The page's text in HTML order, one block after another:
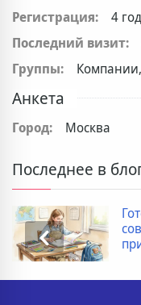
Регистрация:
4
Последний визит:
Группы:
Анкета
Город: Москва
Последнее в